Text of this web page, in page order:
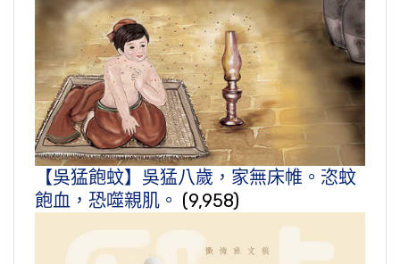
【吳猛飽蚊】吳猛八歲，家無床帷。恣蚊
飽血，恐噬親肌。 (9,958)